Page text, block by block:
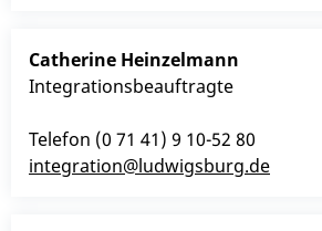
Catherine Heinzelmann
Integrationsbeauftragte
Telefon (0 71 41) 9 10-52 80
integration@ludwigsburg.de